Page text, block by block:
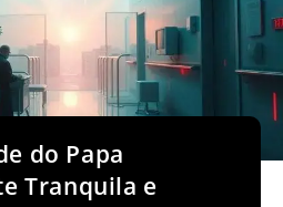
do Papa
Tranquila e